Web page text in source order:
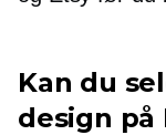
Kan du
design på